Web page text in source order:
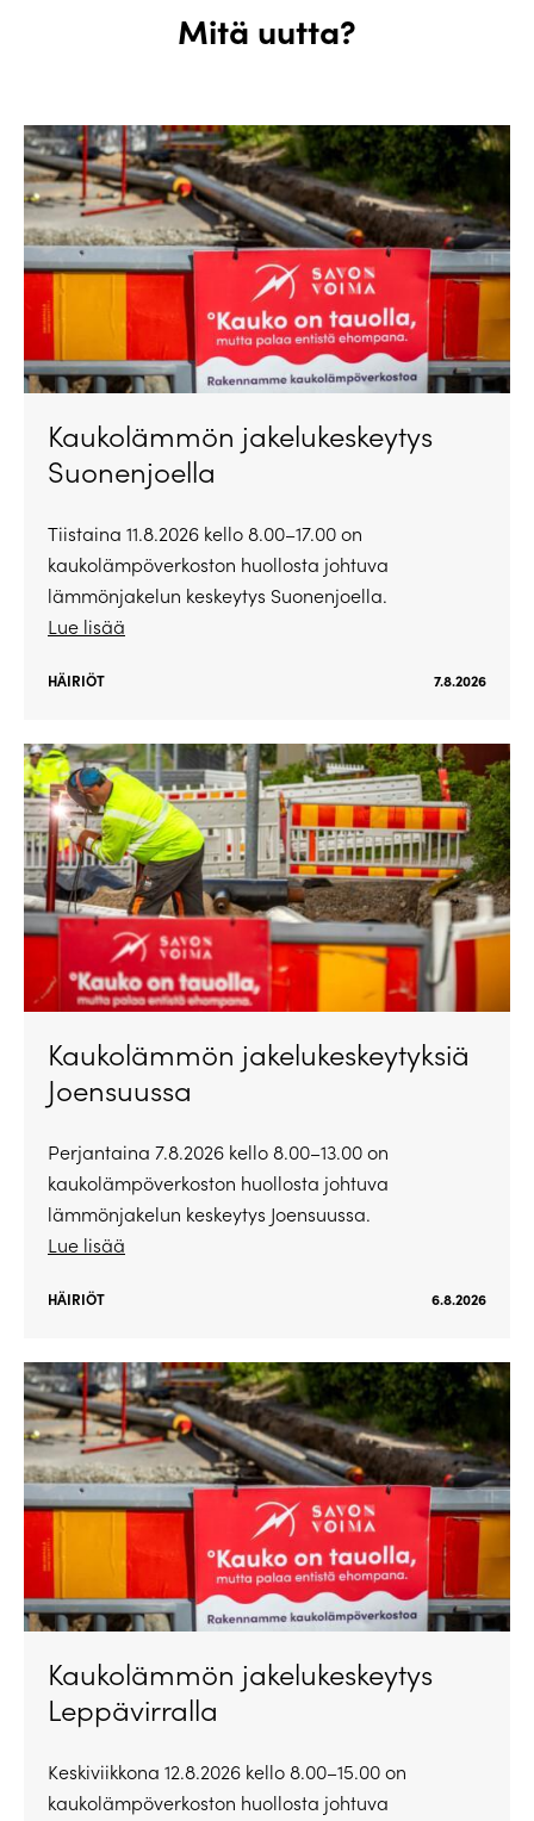
Mitä uutta?
Kaukolämmön jakelukeskeytys
Suonenjoella
Tiistaina 11.8.2026 kello 8.00–17.00 on
kaukolämpöverkoston huollosta johtuva
lämmönjakelun keskeytys Suonenjoella.
Lue lisää
HÄIRIÖT 7.8.2026
Kaukolämmön jakelukeskeytyksiä
Joensuussa
Perjantaina 7.8.2026 kello 8.00–13.00 on
kaukolämpöverkoston huollosta johtuva
lämmönjakelun keskeytys Joensuussa.
Lue lisää
HÄIRIÖT 6.8.2026
Kaukolämmön jakelukeskeytys
Leppävirralla
Keskiviikkona 12.8.2026 kello 8.00–15.00 on
kaukolämpöverkoston huollosta johtuva